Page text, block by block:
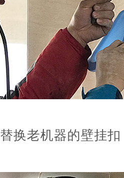
替换老机器的壁挂扣